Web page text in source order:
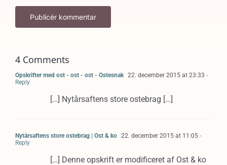
4 Comments
Opskrifter med ost - ost - ost - Ostesnak 22. december 2015 at 23:33 -
Reply
[…] Nytårsaftens store ostebrag […]
Nytårsaftens store ostebrag | Ost & ko 22. december 2015 at 11:05-
Reply
[…] Denne opskrift er modificeret af Ost & ko